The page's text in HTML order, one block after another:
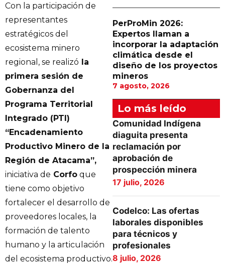
Con la participación de
representantes
estratégicos del
ecosistema minero
regional, se realizó la
primera sesión de
Gobernanza del
Programa Territorial
Integrado (PTI)
“Encadenamiento
Productivo Minero de la
Región de Atacama”,
iniciativa de Corfo que
tiene como objetivo
fortalecer el desarrollo de
proveedores locales, la
formación de talento
humano y la articulación
del ecosistema productivo.
PerProMin 2026:
Expertos llaman a
incorporar la adaptación
climática desde el
diseño de los proyectos
mineros
7 agosto, 2026
Lo más leído
Comunidad Indígena
diaguita presenta
reclamación por
aprobación de
prospección minera
17 julio, 2026
Codelco: Las ofertas
laborales disponibles
para técnicos y
profesionales
8 julio, 2026